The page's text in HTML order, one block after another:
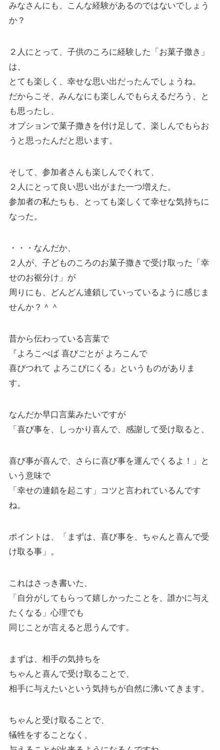
みなさんにも、こんな経験があるのではないでしょう
か？
２人にとって、子供のころに経験した「お菓子撒き」
は、
とても楽しく、幸せな思い出だったんでしょうね。
だからこそ、みんなにも楽しんでもらえるだろう、と
も思ったし、
オプションで菓子撒きを付け足して、楽しんでもらお
うと思ったんだと思います。
そして、参加者さんも楽しんでくれて、
２人にとって良い思い出がまた一つ増えた。
参加者の私たちも、とっても楽しくて幸せな気持ちに
なった。
・・・なんだか、
２人が、子どものころのお菓子撒きで受け取った「幸
せのお裾分け」が
周りにも、どんどん連鎖していっているように感じま
せんか？＾＾
昔から伝わっている言葉で
『よろこべば 喜びごとが よろこんで
喜びつれて よろこびにくる』というものがありま
す。
なんだか早口言葉みたいですが
「喜び事を、しっかり喜んで、感謝して受け取ると、
喜び事が喜んで、さらに喜び事を運んでくるよ！」と
いう意味で
「幸せの連鎖を起こす」コツと言われているんです
ね。
ポイントは、「まずは、喜び事を、ちゃんと喜んで受
け取る事」。
これはさっき書いた、
「自分がしてもらって嬉しかったことを、誰かに与え
たくなる」心理でも
同じことが言えると思うんです。
まずは、相手の気持ちを
ちゃんと喜んで受け取ることで、
相手に与えたいという気持ちが自然に沸いてきます。
ちゃんと受け取ることで、
犠牲をすることなく、